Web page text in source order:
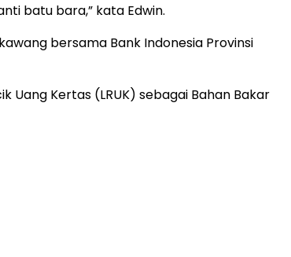
batu bara,” kata Edwin.
bersama Bank Indonesia Provinsi
Kertas (LRUK) sebagai Bahan Bakar